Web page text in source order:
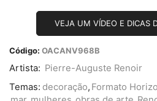
VEJA UM VÍDEO E DICAS
Código: OACANV968B
Artista: Pierre-Auguste Renoir
Temas: decoração, Formato